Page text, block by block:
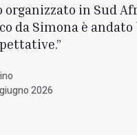
organizzato in Sud
da Simona è
2026